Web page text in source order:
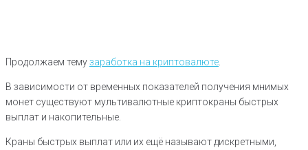
Продолжаем темузаработка на криптовалюте
В зависимости от временных показателей получения мнимых
монет существуют мультивалютные криптокраны быстрых
выплат и накопительные.
Краны быстрых выплат или их ещё называют дискретными,